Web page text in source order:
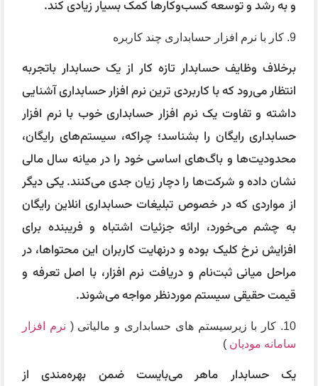
و به رشد و توسعه کسب‌و‌کارها کمک بسیار زیادی کند.
9. کار با نرم افزار حسابداری چند کاربره
برخلاف وظایف حسابدار تازه کار از یک حسابدار باتجربه
انتظار می‌رود که با کاربردی ترین نرم افزار حسابداری آشنایی
داشته و تفاوت یک نرم افزار حسابداری خوب با نرم افزار
حسابداری رایگان را بشناسد؛ چراکه، سیستم‌های رایگان،
محدودیت‌ها و باگ‌های اساسی خود را در میانه سال مالی
نشان داده و شرکت‌ها را دچار زیان جدی می‌کنند. یکی دیگر
از مواردی که در خصوص تبلیغات حسابداری انلاین رایگان
به چشم می‌خورد، ارائه جزئیات اشتباه و فریبنده برای
افزایش نرخ کلیک بوده و درنهایت کاربران این محتواها، در
مراحل میانی ثبت‌نام و دریافت نرم افزار، با اصل تعرفه و
قیمت حقیقی سیستم موردنظر مواجه می‌شوند.
10. کار با زیرسیستم های حسابداری و مالیاتی (
نرم افزار
سامانه مودیان )
یک حسابدار ماهر می‌بایست ضمن بهره‌مندی از